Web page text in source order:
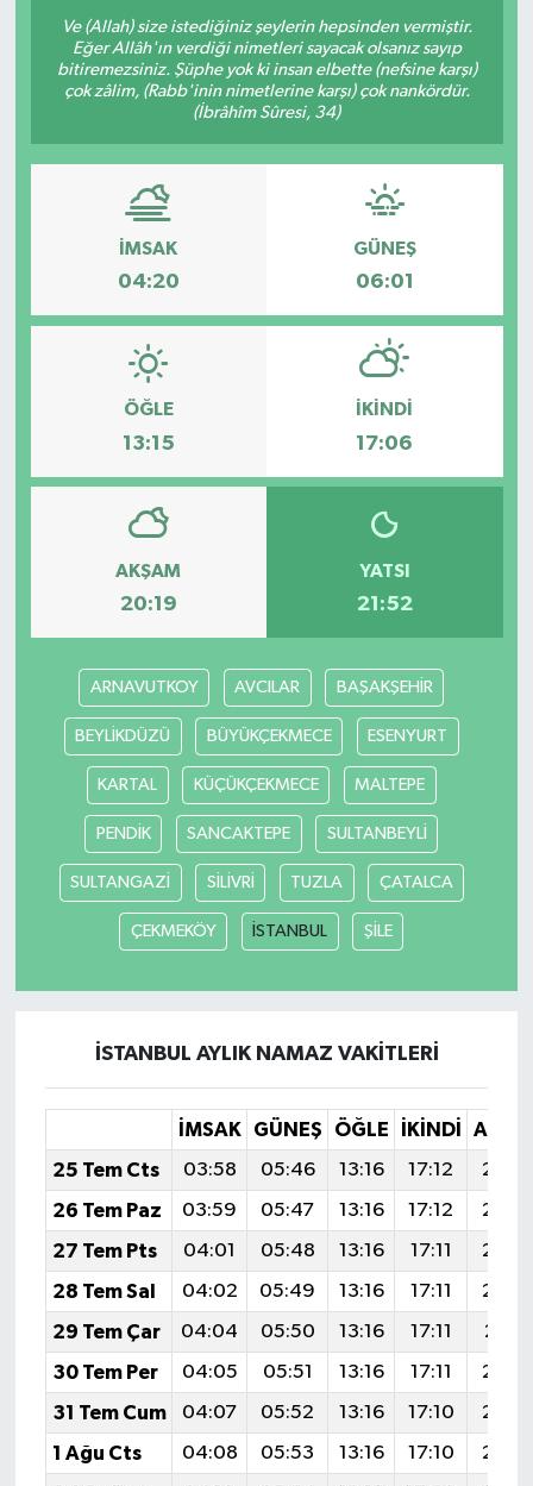
Ve (Allah) size istediğiniz şeylerin hepsinden vermiştir.
Eğer Allâh'ın verdiği nimetleri sayacak olsanız sayıp
bitiremezsiniz. Şüphe yok ki insan elbette (nefsine karşı)
çok zâlim, (Rabb'inin nimetlerine karşı) çok nankördür.
(İbrâhîm Sûresi, 34)
İMSAK
04:20
GÜNEŞ
06:01
ÖĞLE
13:15
İKINDI
17:06
AKŞAM
20:19
YATSI
21:52
ARNAVUTKOY AVCILAR BAŞAKŞEHİR
BEYLİKDÜZÜ BÜYÜKÇEKMECE ESENYURT
KARTAL KÜÇÜKÇEKMECE MALTEPE
PENDİK SANCAKTEPE SULTANBEYLİ
SULTANGAZİ SİLİVRİ TUZLA ÇATALCA
ÇEKMEKÖY İSTANBUL ŞİLE
İSTANBUL AYLIK NAMAZ VAKITLERI
İMSAK GÜNEŞ ÖĞLE İKINDI
25 Tem Cts
03:58 05:46 13:16 17:12
26 Tem Paz
03:59 05:47 13:16 17:12
27 Tem Pts
04:01 05:48 13:16 17:11
28 Tem Sal
04:02 05:49 13:16 17:11
29 Tem Çar
04:04 05:50 13:16 17:11
20:31
30 Tem Per
04:05 05:51 13:16 17:11
31 Tem Cum
04:07 05:52 13:16 17:10
1 Ağu Cts
04:08 05:53 13:16 17:10